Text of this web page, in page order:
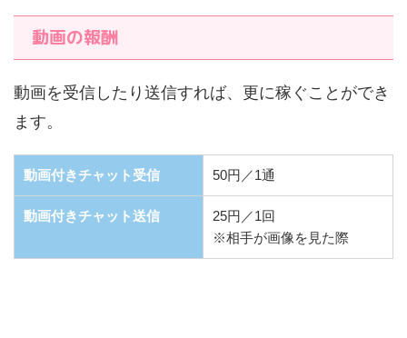
動画の報酬
動画を受信したり送信すれば、更に稼ぐことができ
ます。
動画付きチャット受信 50円／1通
動画付きチャット送信
25円／1回
※相手が画像を見た際